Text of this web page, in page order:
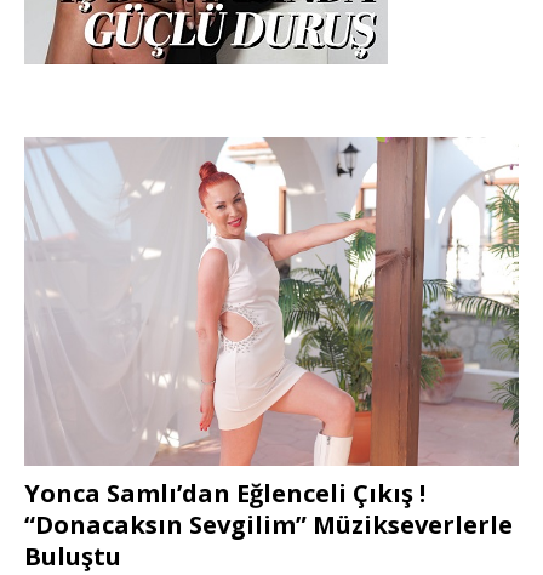
Yonca Samlı’dan Eğlenceli Çıkış !
“Donacaksın Sevgilim” Müzikseverlerle
Buluştu